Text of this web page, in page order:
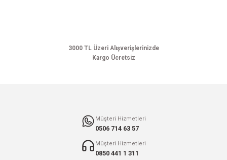
3000 TL Üzeri Alışverişlerinizde
Kargo Ücretsiz
Müşteri Hizmetleri
0506 714 63 57
Müşteri Hizmetleri
0850 441 1 311